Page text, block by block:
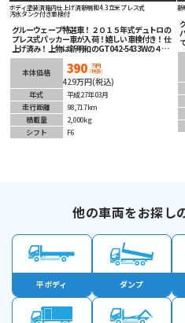
ボディ塗装済箱内仕上げ済新明和4.3立米プレス式
汚水タンク付き車検付
グルーウェーブ特選車！２０１５年式デュトロの
プレス式パッカー車が入荷！嬉しい車検付き！仕
上げ済み！上物は新明和のGT042-5433Wの４．
３立米！マニュアル６速で臨機応変なアクセルワ
ークが可能！安全装備充実！ETC２．０車載器も
装着済み！即戦力間違いなしの１台！
本体価格 390 万円
(税抜)
429万円(税込)
年式
平成27年03月
走行距離
98,717km
積載量
2,000kg
シフト
F6
新
他の車両をお探し
平ボディ ダンプ